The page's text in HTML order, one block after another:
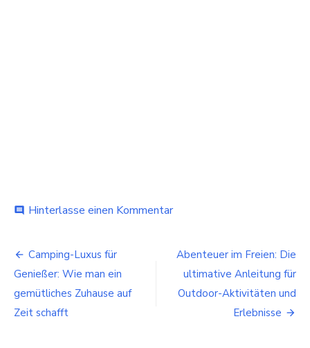
comment Hinterlasse einen Kommentarbei
Warum
Segelyachtreise
auf
Beitragsnavigation
Camping-Luxus für
Genießer: Wie man ein
gemütliches Zuhause auf
Zeit schafft
Abenteuer im Freien: Die
ultimative Anleitung für
Outdoor-Aktivitäten und
Erlebnisse